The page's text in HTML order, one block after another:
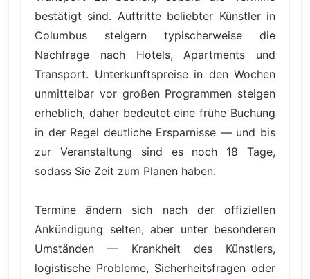
bestätigt sind. Auftritte beliebter Künstler in
Columbus steigern typischerweise die
Nachfrage nach Hotels, Apartments und
Transport. Unterkunftspreise in den Wochen
unmittelbar vor großen Programmen steigen
erheblich, daher bedeutet eine frühe Buchung
in der Regel deutliche Ersparnisse — und bis
zur Veranstaltung sind es noch 18 Tage,
sodass Sie Zeit zum Planen haben.
Termine ändern sich nach der offiziellen
Ankündigung selten, aber unter besonderen
Umständen — Krankheit des Künstlers,
logistische Probleme, Sicherheitsfragen oder